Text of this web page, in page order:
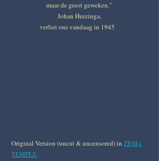
maar de geest geweken."
Johan Huizinga,
verliet ons vandaag in 1945
Original Version (uncut & uncensored) in ZEM's
TEMPLE